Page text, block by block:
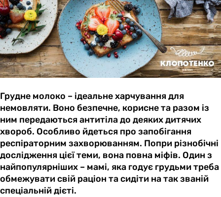
Грудне молоко – ідеальне харчування для
немовляти. Воно безпечне, корисне та разом із
ним передаються антитіла до деяких дитячих
хвороб. Особливо йдеться про запобігання
респіраторним захворюванням. Попри різнобічні
дослідження цієї теми, вона повна міфів. Один з
найпопулярніших – мамі, яка годує грудьми треба
обмежувати свій раціон та сидіти на так званій
спеціальній дієті.